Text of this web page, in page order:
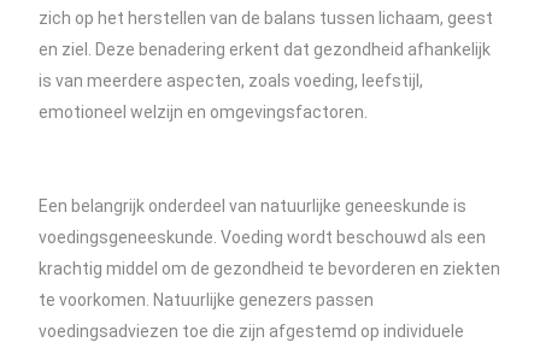
zich op het herstellen van de balans tussen lichaam, geest
en ziel. Deze benadering erkent dat gezondheid afhankelijk
is van meerdere aspecten, zoals voeding, leefstijl,
emotioneel welzijn en omgevingsfactoren.
Een belangrijk onderdeel van natuurlijke geneeskunde is
voedingsgeneeskunde. Voeding wordt beschouwd als een
krachtig middel om de gezondheid te bevorderen en ziekten
te voorkomen. Natuurlijke genezers passen
voedingsadviezen toe die zijn afgestemd op individuele